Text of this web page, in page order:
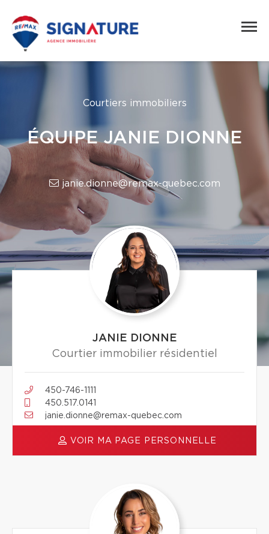
Courtiers immobiliers
ÉQUIPE JANIE DIONNE
janie.dionne@remax-quebec.com
JANIE DIONNE
Courtier immobilier résidentiel
450-746-1111
450.517.0141
janie.dionne@remax-quebec.com
VOIR MA PAGE PERSONNELLE